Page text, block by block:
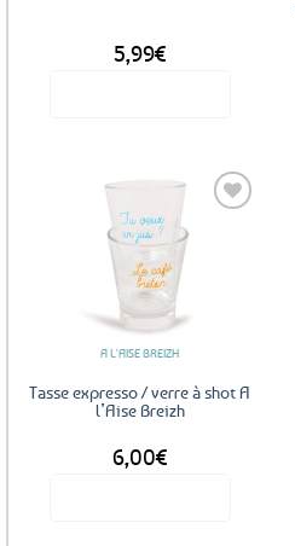
5,99€
A L'AISE BREIZH
Tasse expresso / verre à shot A
l’Aise Breizh
6,00€